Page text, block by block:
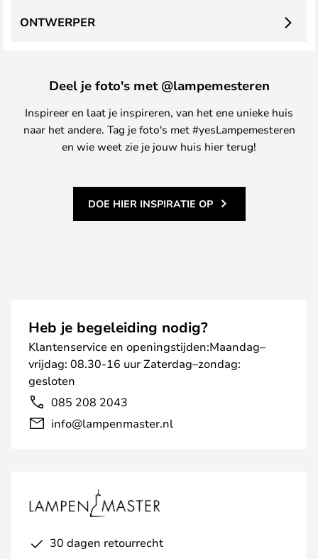
ONTWERPER
Deel je foto's met @lampemesteren
Inspireer en laat je inspireren, van het ene unieke huis
naar het andere. Tag je foto's met #yesLampemesteren
en wie weet zie je jouw huis hier terug!
DOE HIER INSPIRATIE OP
Heb je begeleiding nodig?
Klantenservice en openingstijden:Maandag–
vrijdag: 08.30-16 uur Zaterdag–zondag:
gesloten
085 208 2043
info@lampenmaster.nl
30 dagen retourrecht